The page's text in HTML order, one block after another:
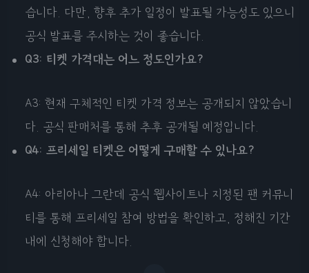
습니다. 다만, 향후 추가 일정이 발표될 가능성도 있으니
공식 발표를 주시하는 것이 좋습니다.
Q3: 티켓 가격대는 어느 정도인가요?
A3: 현재 구체적인 티켓 가격 정보는 공개되지 않았습니
다. 공식 판매처를 통해 추후 공개될 예정입니다.
Q4: 프리세일 티켓은 어떻게 구매할 수 있나요?
A4: 아리아나 그란데 공식 웹사이트나 지정된 팬 커뮤니
티를 통해 프리세일 참여 방법을 확인하고, 정해진 기간
내에 신청해야 합니다.